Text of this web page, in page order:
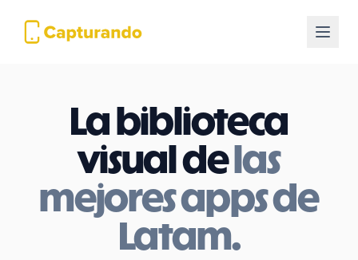
La biblioteca
visual delas
mejores apps de
Latam.